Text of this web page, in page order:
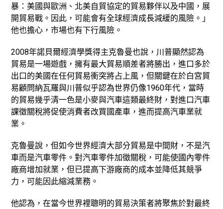
暴：美國與歐洲、北美自貿協定的貿易夥伴以及中國，展
開貿易戰。因此，可能會有全球經濟成長減緩的風險。」
他也擔心，市場也有下行風險。
2008年諾貝爾經濟學獎得主克魯曼也說，川普顯然認為
貿易是一場遊戲，擁有最大貿易順差者將勝出，進口多於
出口的美國在任何貿易衝突將占上風，但關鍵在於白宮貿
易顧問納瓦羅與川普似乎認為世界仍像1960年代，當時
的貿易幾乎清一色是小麥與汽車這類最終財，對進口汽車
課徵關稅將促使消費者改買國產車，進而提高汽車業就
業。
克魯曼說，但如今世界經濟大部分貿易是中間財，不是汽
車而是汽車零件。對汽車零件加徵關稅，可能使國內零件
廠商增加就業，但已提高下游廠商的成本並降低其競爭
力，可能因此縮減業務。
他認為，在當今世界裡聰明的貿易決策者將聚焦於對最終